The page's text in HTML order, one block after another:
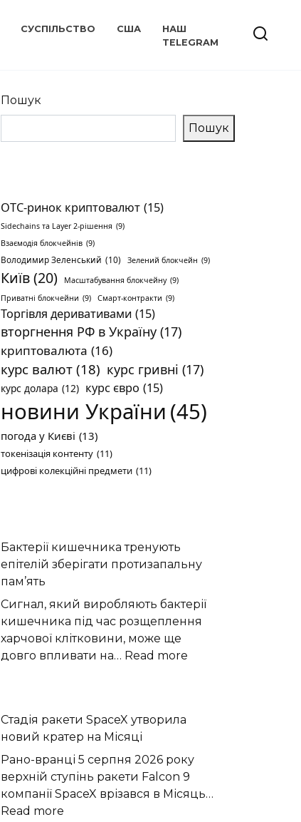
СУСПІЛЬСТВО США
НАШ
TELEGRAM
Пошук
Пошук
OTC-ринок криптовалют (15)
Sidechains та Layer 2-рішення (9)
Взаємодія блокчейнів (9)
Володимир Зеленський (10) Зелений блокчейн (9)
Київ(20) Масштабування блокчейну (9)
Приватні блокчейни (9) Смарт-контракти (9)
Торгівля деривативами (15)
вторгнення РФ в Україну (17)
криптовалюта (16)
курс валют (18) курс гривні (17)
курс долара (12) курс євро (15)
новини України (45)
погода у Києві (13)
токенізація контенту (11)
цифрові колекційні предмети (11)
Бактерії кишечника тренують
епітелій зберігати протизапальну
пам’ять
Сигнал, який виробляють бактерії
кишечника під час розщеплення
харчової клітковини, може ще
довго впливати на… Read more
протизапальну
пам’ять
Стадія ракети SpaceX утворила
новий кратер на Місяці
Рано-вранці 5 серпня 2026 року
верхній ступінь ракети Falcon 9
компанії SpaceX врізався в Місяць…
Read more